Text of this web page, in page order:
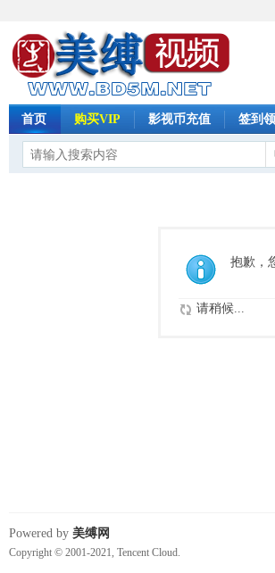
首页 购买VIP 影视币充值 签到
抱歉，
请稍候...
Powered by 美缚网
Copyright © 2001-2021, Tencent Cloud.